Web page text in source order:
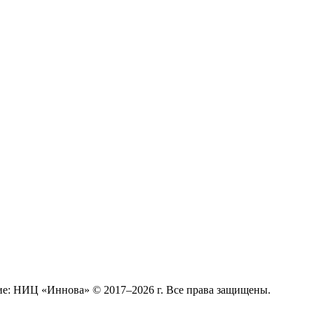
НИЦ «Иннова» © 2017–2026 г. Все права защищены.